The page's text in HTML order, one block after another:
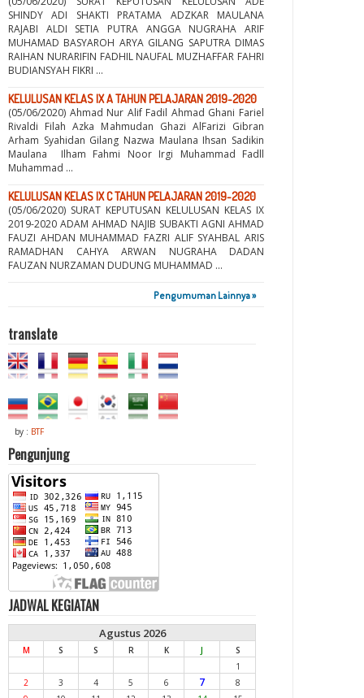
SHINDY ADI SHAKTI PRATAMA ADZKAR MAULANA
RAJABI ALDI SETIA PUTRA ANGGA NUGRAHA ARIF
MUHAMAD BASYAROH ARYA GILANG SAPUTRA DIMAS
RAIHAN NURARIFIN FADHIL NAUFAL MUZHAFFAR FAHRI
BUDIANSYAH FIKRI ...
KELULUSAN KELAS IX A TAHUN PELAJARAN 2019-2020
(05/06/2020) Ahmad Nur Alif Fadil Ahmad Ghani Fariel
Rivaldi Filah Azka Mahmudan Ghazi AlFarizi Gibran
Arham Syahidan Gilang Nazwa Maulana Ihsan Sadikin
Maulana Ilham Fahmi Noor Irgi Muhammad Fadll
Muhammad ...
KELULUSAN KELAS IX C TAHUN PELAJARAN 2019-2020
(05/06/2020) SURAT KEPUTUSAN KELULUSAN KELAS IX
2019-2020 ADAM AHMAD NAJIB SUBAKTI AGNI AHMAD
FAUZI AHDAN MUHAMMAD FAZRI ALIF SYAHBAL ARIS
RAMADHAN CAHYA ARWAN NUGRAHA DADAN
FAUZAN NURZAMAN DUDUNG MUHAMMAD ...
Pengumuman Lainnya »
translate
by : BTF
Pengunjung
JADWAL KEGIATAN
Agustus 2026
M S S R K J
S
1
2
3 4 5 6 7
8